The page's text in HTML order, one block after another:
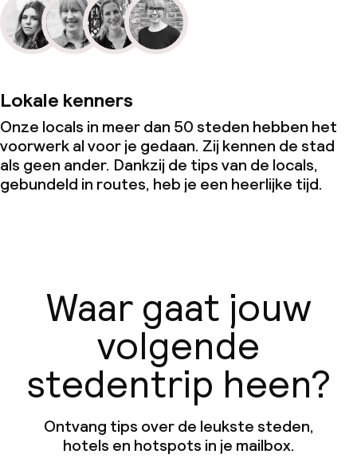
Lokale kenners
Onze locals in meer dan 50 steden hebben het
voorwerk al voor je gedaan. Zij kennen de stad
als geen ander. Dankzij de tips van de locals,
gebundeld in routes, heb je een heerlijke tijd.
Waar gaat jouw
volgende
stedentrip heen?
Ontvang tips over de leukste steden,
hotels en hotspots in je mailbox.